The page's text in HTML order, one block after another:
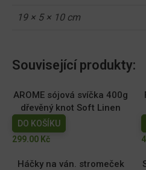
19 × 5 × 10 cm
Související produkty:
AROME sójová svíčka 400g
dřevěný knot Soft Linen
DO KOŠÍKU
299.00 Kč
Háčky na ván. stromeček